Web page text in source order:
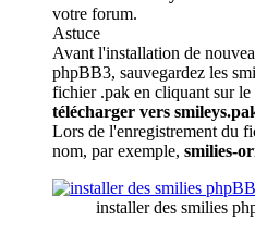
votre forum.
Astuce
Avant l'installation de
phpBB3, sauvegardez les
fichier .pak en cliquant sur
télécharger vers
Lors de l'enregistrement du
nom, par exemple, smilies-
installer des smilies